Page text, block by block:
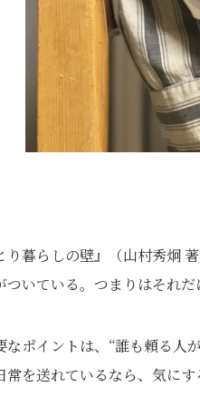
り暮らしの壁』（山村秀炯
ついている。つまりはそれ
なポイントは、“誰も頼る人
常を送れているなら、気に